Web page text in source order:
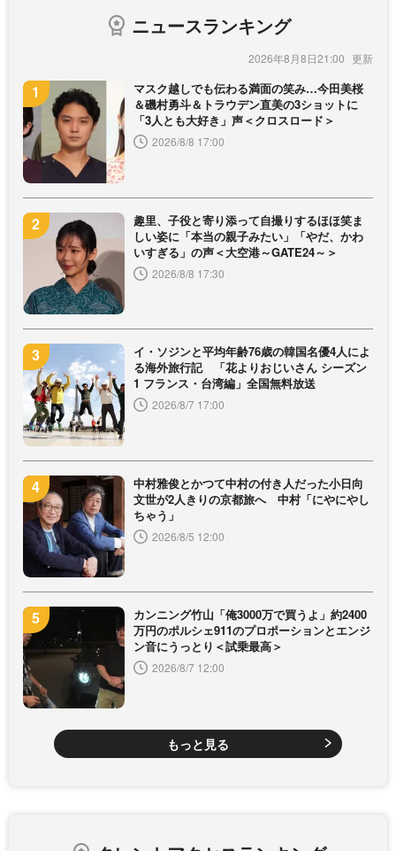
ニュースランキング
2026年8月8日21:00
マスク越しでも伝わる満面の笑み…今田美桜
＆磯村勇斗＆トラウデン直美の3ショットに
「3人とも大好き」声＜クロスロード＞
2026/8/8 17:00
趣里、子役と寄り添って自撮りするほほ笑ま
しい姿に「本当の親子みたい」「やだ、かわ
いすぎる」の声＜大空港～GATE24～＞
2026/8/8 17:30
イ・ソジンと平均年齢76歳の韓国名優4人によ
る海外旅行記 「花よりおじいさん シーズン
1 フランス・台湾編」全国無料放送
2026/8/7 17:00
中村雅俊とかつて中村の付き人だった小日向
文世が2人きりの京都旅へ 中村「にやにやし
ちゃう」
2026/8/5 12:00
カンニング竹山「俺3000万で買うよ」約2400
万円のポルシェ911のプロポーションとエンジ
ン音にうっとり＜試乗最高＞
2026/8/7 12:00
もっと見る